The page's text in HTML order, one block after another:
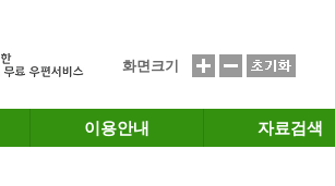
화면크기
이용안내 자료검색